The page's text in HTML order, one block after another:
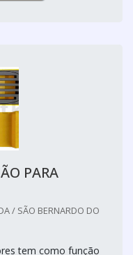
PARA
/ SÃO BERNARDO DO
tem como função